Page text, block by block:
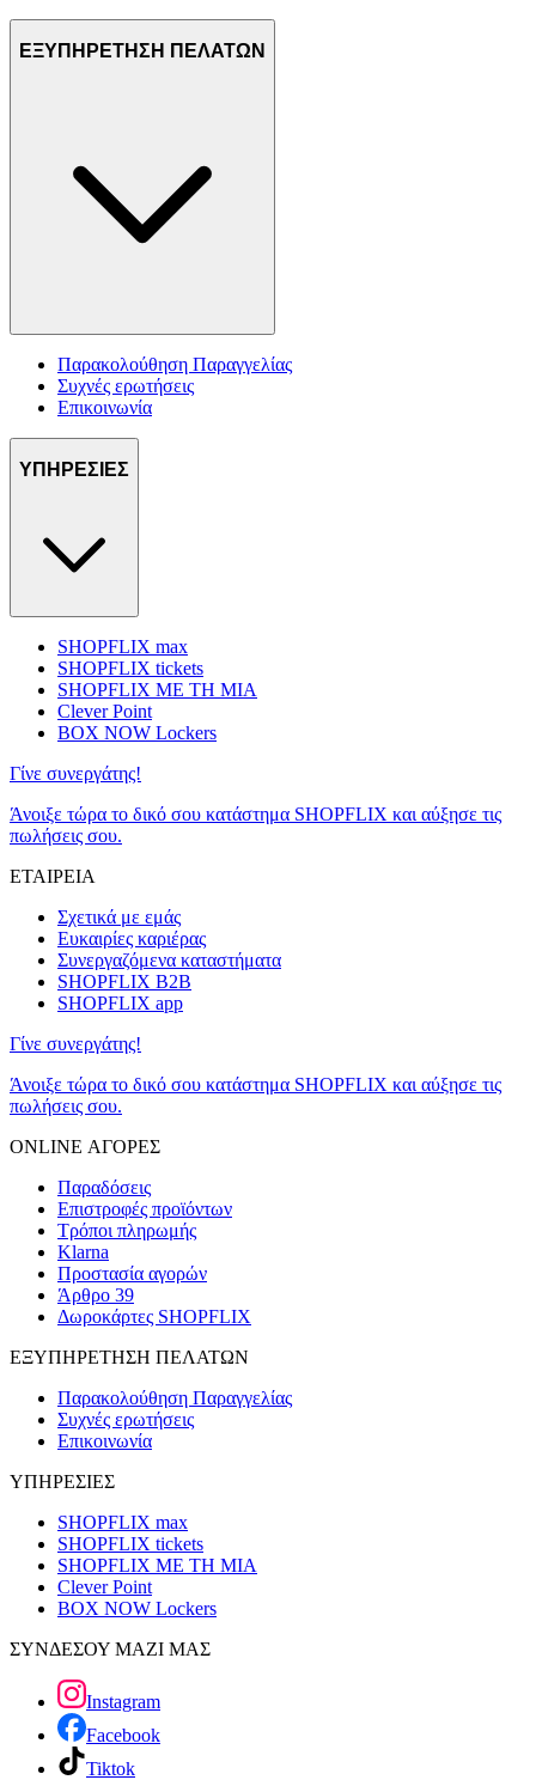
ΕΞΥΠΗΡΕΤΗΣΗ ΠΕΛΑΤΩΝ
Παρακολούθηση Παραγγελίας
Συχνές ερωτήσεις
Επικοινωνία
ΥΠΗΡΕΣΙΕΣ
SHOPFLIX max
SHOPFLIX tickets
SHOPFLIX ΜΕ ΤΗ ΜΙΑ
Clever Point
BOX NOW Lockers
Γίνε συνεργάτης!
Άνοιξε τώρα το δικό σου κατάστημα SHOPFLIX και αύξησε τις
πωλήσεις σου.
ΕΤΑΙΡΕΙΑ
Σχετικά με εμάς
Ευκαιρίες καριέρας
Συνεργαζόμενα καταστήματα
SHOPFLIX B2B
SHOPFLIX app
Γίνε συνεργάτης!
Άνοιξε τώρα το δικό σου κατάστημα SHOPFLIX και αύξησε τις
πωλήσεις σου.
ONLINE ΑΓΟΡΕΣ
Παραδόσεις
Επιστροφές προϊόντων
Τρόποι πληρωμής
Klarna
Προστασία αγορών
Άρθρο 39
Δωροκάρτες SHOPFLIX
ΕΞΥΠΗΡΕΤΗΣΗ ΠΕΛΑΤΩΝ
Παρακολούθηση Παραγγελίας
Συχνές ερωτήσεις
Επικοινωνία
ΥΠΗΡΕΣΙΕΣ
SHOPFLIX max
SHOPFLIX tickets
SHOPFLIX ΜΕ ΤΗ ΜΙΑ
Clever Point
BOX NOW Lockers
ΣΥΝΔΕΣΟΥ ΜΑΖΙ ΜΑΣ
Instagram
Facebook
Tiktok